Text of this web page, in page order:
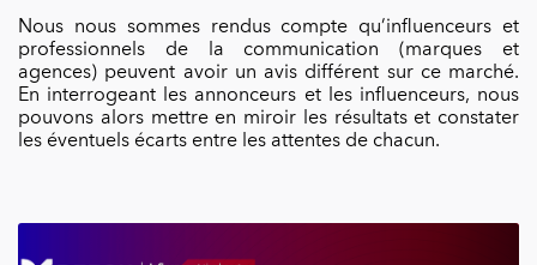
Nous nous sommes rendus compte qu’influenceurs et
professionnels de la communication (marques et
agences) peuvent avoir un avis différent sur ce marché.
En interrogeant les annonceurs et les influenceurs, nous
pouvons alors mettre en miroir les résultats et constater
les éventuels écarts entre les attentes de chacun.